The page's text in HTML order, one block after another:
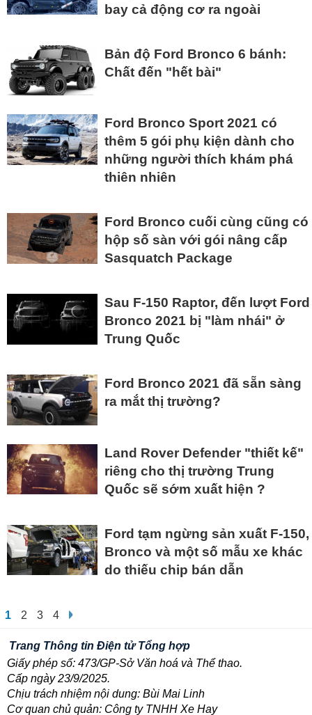
bay cả động cơ ra ngoài
Bản độ Ford Bronco 6 bánh:
Chất đến "hết bài"
Ford Bronco Sport 2021 có
thêm 5 gói phụ kiện dành cho
những người thích khám phá
thiên nhiên
Ford Bronco cuối cùng cũng có
hộp số sàn với gói nâng cấp
Sasquatch Package
Sau F-150 Raptor, đến lượt Ford
Bronco 2021 bị "làm nhái" ở
Trung Quốc
Ford Bronco 2021 đã sẵn sàng
ra mắt thị trường?
Land Rover Defender "thiết kế"
riêng cho thị trường Trung
Quốc sẽ sớm xuất hiện ?
Ford tạm ngừng sản xuất F-150,
Bronco và một số mẫu xe khác
do thiếu chip bán dẫn
1 2 3 4
Trang Thông tin Điện tử Tổng hợp
Giấy phép số: 473/GP-Sở Văn hoá và Thể thao.
Cấp ngày 23/9/2025.
Chịu trách nhiệm nội dung: Bùi Mai Linh
Cơ quan chủ quản: Công ty TNHH Xe Hay